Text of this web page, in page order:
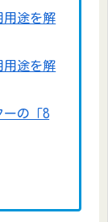
用途を解
用途を解
ーの「8